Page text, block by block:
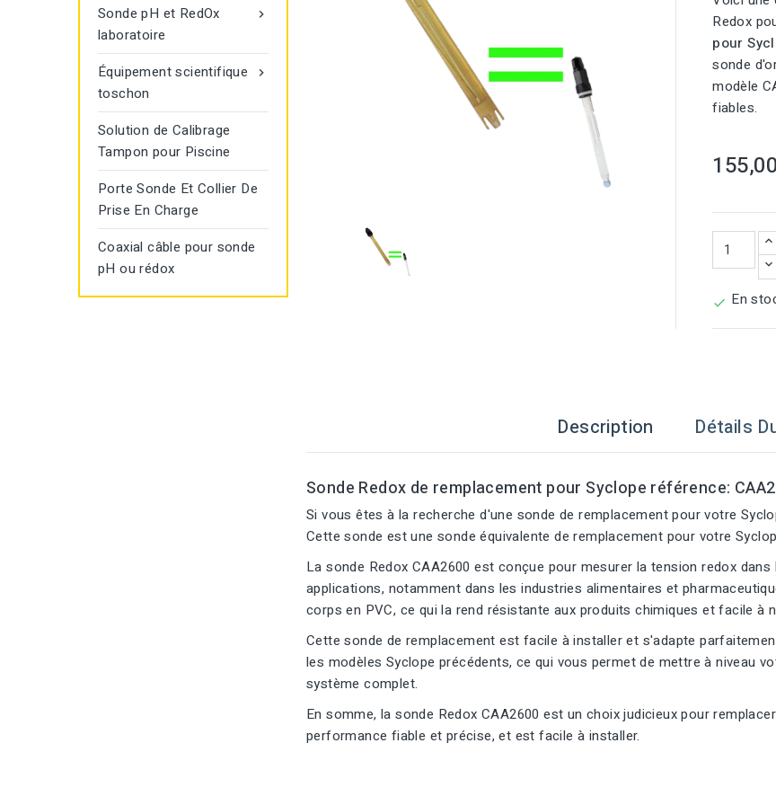

Sonde pH et RedOx
laboratoire

Équipement scientifique
toschon
Solution de Calibrage
Tampon pour Piscine
Porte Sonde Et Collier De
Prise En Charge
Coaxial câble pour sonde
pH ou rédox

Redox
pour
sonde
modèle
fiables.
 En
Description Détails
Sonde Redox de remplacement pour Syclope référence:
Si vous êtes à la recherche d'une sonde de remplacement pour votre
Cette sonde est une sonde équivalente de remplacement pour votre
La sonde Redox CAA2600 est conçue pour mesurer la tension redox
applications, notamment dans les industries alimentaires et
corps en PVC, ce qui la rend résistante aux produits chimiques et facile à
Cette sonde de remplacement est facile à installer et s'adapte
les modèles Syclope précédents, ce qui vous permet de mettre à niveau
système complet.
En somme, la sonde Redox CAA2600 est un choix judicieux pour
performance fiable et précise, et est facile à installer.